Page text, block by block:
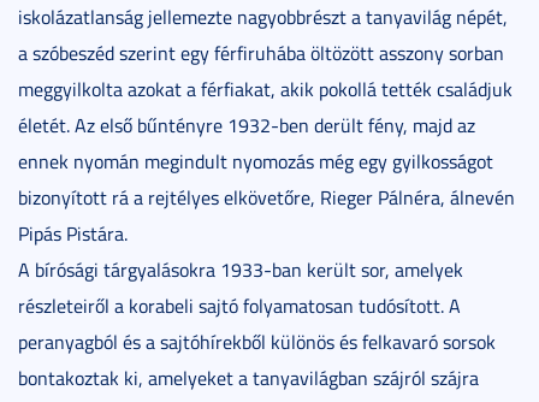
iskolázatlanság jellemezte nagyobbrészt a tanyavilág népét,
a szóbeszéd szerint egy férfiruhába öltözött asszony sorban
meggyilkolta azokat a férfiakat, akik pokollá tették családjuk
életét. Az első bűntényre 1932-ben derült fény, majd az
ennek nyomán megindult nyomozás még egy gyilkosságot
bizonyított rá a rejtélyes elkövetőre, Rieger Pálnéra, álnevén
Pipás Pistára.
A bírósági tárgyalásokra 1933-ban került sor, amelyek
részleteiről a korabeli sajtó folyamatosan tudósított. A
peranyagból és a sajtóhírekből különös és felkavaró sorsok
bontakoztak ki, amelyeket a tanyavilágban szájról szájra